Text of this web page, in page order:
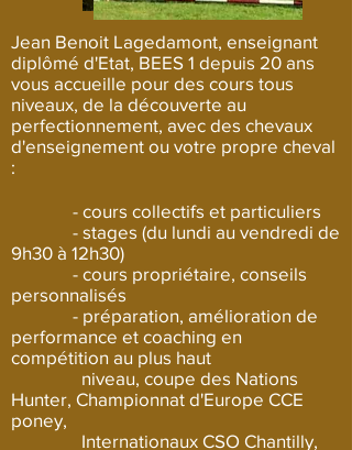
Jean Benoit Lagedamont, enseignant
diplômé d'Etat, BEES 1 depuis 20 ans
vous accueille pour des cours tous
niveaux, de la découverte au
perfectionnement, avec des chevaux
d'enseignement ou votre propre cheval
:
- cours collectifs et particuliers
- stages (du lundi au vendredi de
9h30 à 12h30)
- cours propriétaire, conseils
personnalisés
- préparation, amélioration de
performance et coaching en
compétition au plus haut
niveau, coupe des Nations
Hunter, Championnat d'Europe CCE
poney,
Internationaux CSO Chantilly,